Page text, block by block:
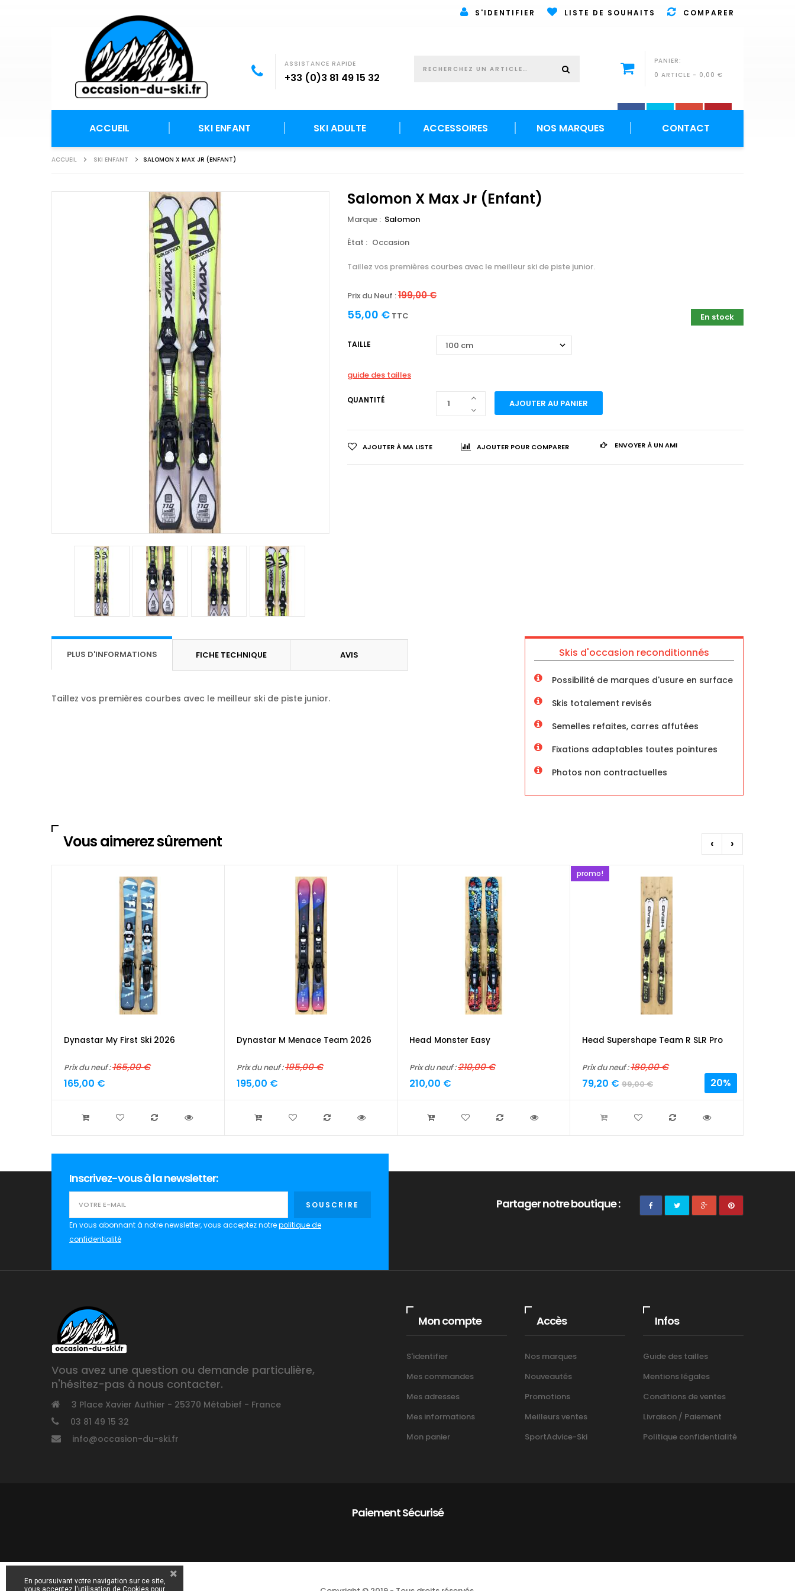
S'IDENTIFIER LISTE DE SOUHAITS COMPARER
ASSISTANCE RAPIDE
+33 (0)3 81 49 15 32
PANIER:
0 ARTICLE - 0,00 €
ACCUEIL SKI ENFANT SKI ADULTE ACCESSOIRES NOS MARQUES CONTACT
ACCUEIL SKI ENFANT SALOMON X MAX JR (ENFANT)
Salomon X Max Jr (Enfant)
Marque : Salomon
État : Occasion
Taillez vos premières courbes avec le meilleur ski de piste junior.
Prix du Neuf :199,00 €
En stock
55,00 € TTC
TAILLE
guide des tailles
QUANTITÉ AJOUTER AU PANIER
AJOUTER À MA LISTE AJOUTER POUR COMPARER ENVOYER À UN AMI
PLUS D'INFORMATIONS FICHE TECHNIQUE AVIS
Taillez vos premières courbes avec le meilleur ski de piste junior.
Skis d'occasion reconditionnés
Possibilité de marques d'usure en surface
Skis totalement revisés
Semelles refaites, carres affutées
Fixations adaptables toutes pointures
Photos non contractuelles
Vous aimerez sûrement ‹ ›
Dynastar My First Ski 2026
Prix du neuf :165,00 €
165,00 €
Dynastar M Menace Team 2026
Prix du neuf :195,00 €
195,00 €
Head Monster Easy
Prix du neuf :210,00 €
210,00 €
promo!
Head Supershape Team R SLR Pro
Prix du neuf :180,00 €
79,20 € 99,00 € 20%
Inscrivez-vous à la newsletter:
SOUSCRIRE
En vous abonnant à notre newsletter, vous acceptez notrepolitique de
confidentialité
Partager notre boutique :
Vous avez une question ou demande particulière,
n'hésitez-pas à nous contacter.
3 Place Xavier Authier - 25370 Métabief - France
03 81 49 15 32
info@occasion-du-ski.fr
Mon compte
S'identifier
Mes commandes
Mes adresses
Mes informations
Mon panier
Accès
Nos marques
Nouveautés
Promotions
Meilleurs ventes
SportAdvice-Ski
Infos
Guide des tailles
Mentions légales
Conditions de ventes
Livraison / Paiement
Politique confidentialité
Paiement Sécurisé
En poursuivant votre navigation sur ce site,
vous acceptez l'utilisation de Cookies pour